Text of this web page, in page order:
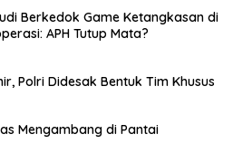
Berkedok Game Ketangkasan di
APH Tutup Mata?
Polri Didesak Bentuk Tim Khusus
Mengambang di Pantai